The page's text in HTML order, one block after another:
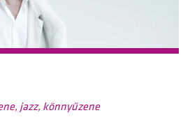
jazz, könnyűzene